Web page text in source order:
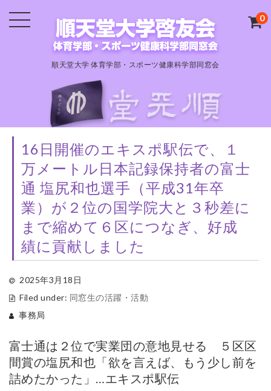
順天堂大学 体育学部・スポーツ健康科学部同窓会
0
16日開催のエキスポ駅伝で、１
万メートル日本記録保持者の富士
通 塩尻和也選手（平成31年卒
業）が２位の国学院大と３秒差に
まで縮めて６区につなぎ、好成
績に貢献しました
2025年3月18日
Filed under: 同窓生の活躍・活動
事務局
富士通は２位で実業団の意地見せる ５区区
間賞の塩尻和也「欲を言えば、もう少し前を
詰めたかった」…エキスポ駅伝